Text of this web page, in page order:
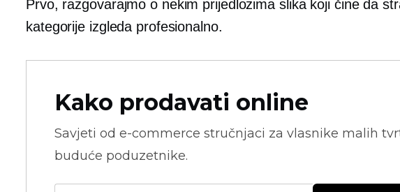
Prvo, razgovarajmo o nekim prijedlozima slika koji čine da
kategorije izgleda profesionalno.
Kako prodavati online
Savjeti od e-commerce stručnjaci za vlasnike malih
buduće poduzetnike.